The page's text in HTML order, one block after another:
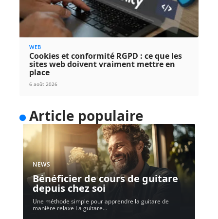
WEB
Cookies et conformité RGPD : ce que les
sites web doivent vraiment mettre en
place
6 août 2026
Article populaire
NEWS
Bénéficier de cours de guitare
depuis chez soi
Une méthode simple pour apprendre la guitare de
manière relaxe La guitare…